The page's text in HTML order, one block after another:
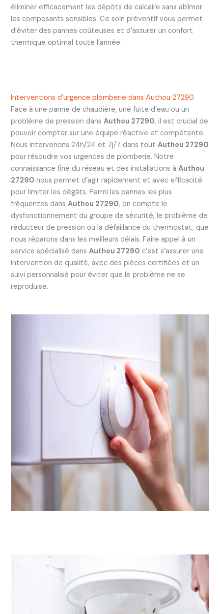
éliminer efficacement les dépôts de calcaire sans abîmer
les composants sensibles. Ce soin préventif vous permet
d’éviter des pannes coûteuses et d’assurer un confort
thermique optimal toute l’année.
Interventions d’urgence plomberie dans Authou 27290
Face à une panne de chaudière, une fuite d’eau ou un
problème de pression dans Authou 27290, il est crucial de
pouvoir compter sur une équipe réactive et compétente.
Nous intervenons 24h/24 et 7j/7 dans tout Authou 27290
pour résoudre vos urgences de plomberie. Notre
connaissance fine du réseau et des installations à Authou
27290 nous permet d’agir rapidement et avec efficacité
pour limiter les dégâts. Parmi les pannes les plus
fréquentes dans Authou 27290, on compte le
dysfonctionnement du groupe de sécurité, le problème de
réducteur de pression ou la défaillance du thermostat, que
nous réparons dans les meilleurs délais. Faire appel à un
service spécialisé dans Authou 27290 c’est s’assurer une
intervention de qualité, avec des pièces certifiées et un
suivi personnalisé pour éviter que le problème ne se
reproduise.